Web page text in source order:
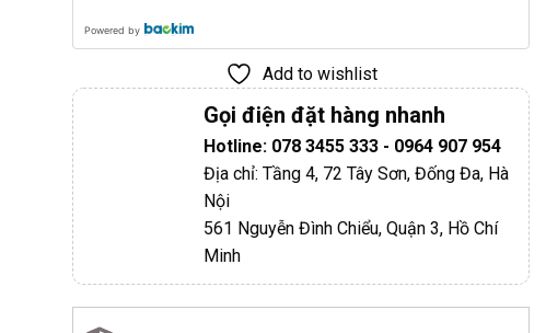
Powered by
Add to wishlist
Gọi điện đặt hàng nhanh
Hotline: 078 3455 333 - 0964 907 954
Địa chỉ: Tầng 4, 72 Tây Sơn, Đống Đa, Hà
Nội
561 Nguyễn Đình Chiểu, Quận 3, Hồ Chí
Minh